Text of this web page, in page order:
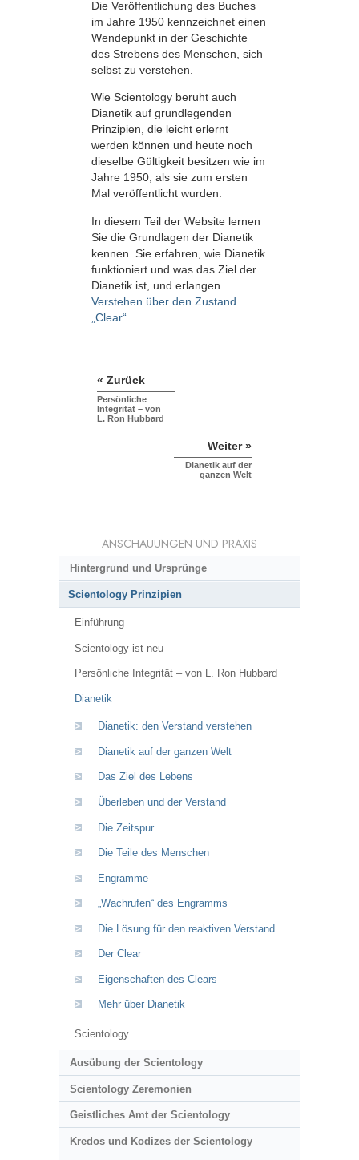
Die Veröffentlichung des Buches
im Jahre 1950 kennzeichnet einen
Wendepunkt in der Geschichte
des Strebens des Menschen, sich
selbst zu verstehen.
Wie Scientology beruht auch
Dianetik auf grundlegenden
Prinzipien, die leicht erlernt
werden können und heute noch
dieselbe Gültigkeit besitzen wie im
Jahre 1950, als sie zum ersten
Mal veröffentlicht wurden.
In diesem Teil der Website lernen
Sie die Grundlagen der Dianetik
kennen. Sie erfahren, wie Dianetik
funktioniert und was das Ziel der
Dianetik ist, und erlangen
Verstehen über den Zustand
„Clear“
« Zurück
Persönliche
Integrität – von
L. Ron Hubbard
Weiter »
Dianetik auf der
ganzen Welt
ANSCHAUUNGEN UND PRAXIS
Hintergrund und Ursprünge
Scientology Prinzipien
Einführung
Scientology ist neu
Persönliche Integrität – von L. Ron Hubbard
Dianetik
Dianetik: den Verstand verstehen
Dianetik auf der ganzen Welt
Das Ziel des Lebens
Überleben und der Verstand
Die Zeitspur
Die Teile des Menschen
Engramme
„Wachrufen“ des Engramms
Die Lösung für den reaktiven Verstand
Der Clear
Eigenschaften des Clears
Mehr über Dianetik
Scientology
Ausübung der Scientology
Scientology Zeremonien
Geistliches Amt der Scientology
Kredos und Kodizes der Scientology